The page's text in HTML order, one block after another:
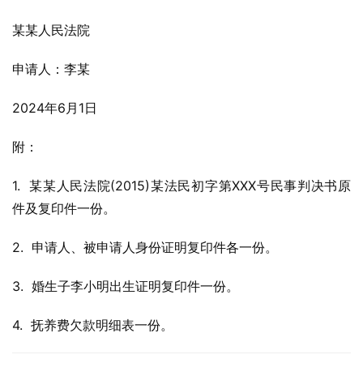
某某人民法院
申请人：李某
2024年6月1日
附：
1.  某某人民法院(2015)某法民初字第XXX号民事判决书原
件及复印件一份。
2.  申请人、被申请人身份证明复印件各一份。
3.  婚生子李小明出生证明复印件一份。
4.  抚养费欠款明细表一份。